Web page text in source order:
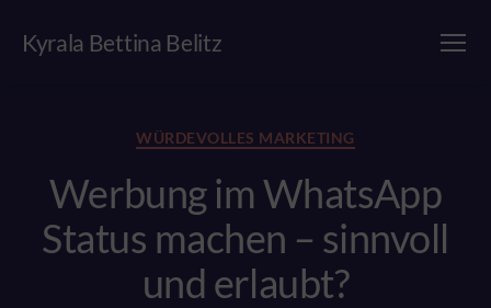
Kyrala Bettina Belitz
Kategorien
WÜRDEVOLLES MARKETING
Werbung im WhatsApp
Status machen – sinnvoll
und erlaubt?